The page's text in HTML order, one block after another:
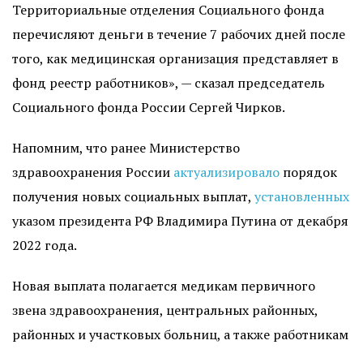
Территориальные отделения Социального фонда
перечисляют деньги в течение 7 рабочих дней после
того, как медицинская организация представляет в
фонд реестр работников», — сказал председатель
Социального фонда России Сергей Чирков.
Напомним, что ранее Министерство
здравоохранения России актуализировало порядок
получения новых социальных выплат, установленных
указом президента РФ Владимира Путина от декабря
2022 года.
Новая выплата полагается медикам первичного
звена здравоохранения, центральных районных,
районных и участковых больниц, а также работникам